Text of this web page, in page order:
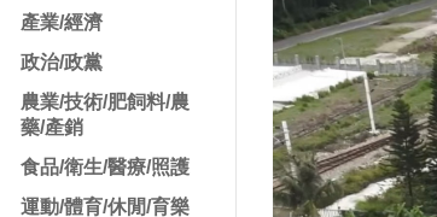
產業/經濟
政治/政黨
農業/技術/肥飼料/農
藥/產銷
食品/衛生/醫療/照護
運動/體育/休閒/育樂